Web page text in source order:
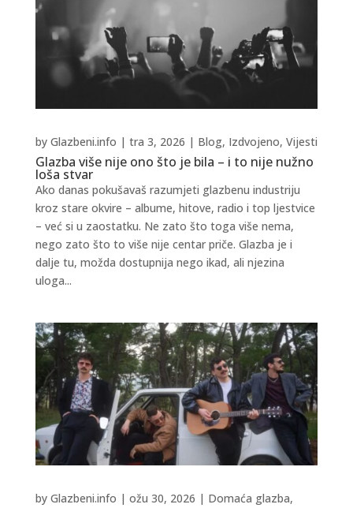
Glazba više nije ono što je bila – i to nije nužno
loša stvar
by Glazbeni.info | tra 3, 2026 | Blog, Izdvojeno, Vijesti
Ako danas pokušavaš razumjeti glazbenu industriju
kroz stare okvire – albume, hitove, radio i top ljestvice
– već si u zaostatku. Ne zato što toga više nema,
nego zato što to više nije centar priče. Glazba je i
dalje tu, možda dostupnija nego ikad, ali njezina
uloga...
by Glazbeni.info | ožu 30, 2026 | Domaća glazba,